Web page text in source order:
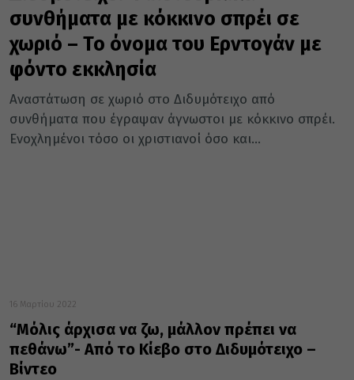
συνθήματα με κόκκινο σπρέι σε
χωριό – Το όνομα του Ερντογάν με
φόντο εκκλησία
Αναστάτωση σε χωριό στο Διδυμότειχο από
συνθήματα που έγραψαν άγνωστοι με κόκκινο σπρέι.
Ενοχλημένοι τόσο οι χριστιανοί όσο και...
16 Μαρτίου 2022
“Μόλις άρχισα να ζω, μάλλον πρέπει να
πεθάνω”- Από το Κίεβο στο Διδυμότειχο –
Βίντεο